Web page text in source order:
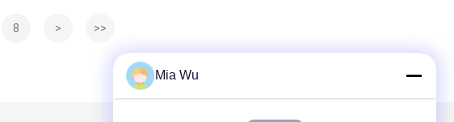
8 > >>
Mia Wu